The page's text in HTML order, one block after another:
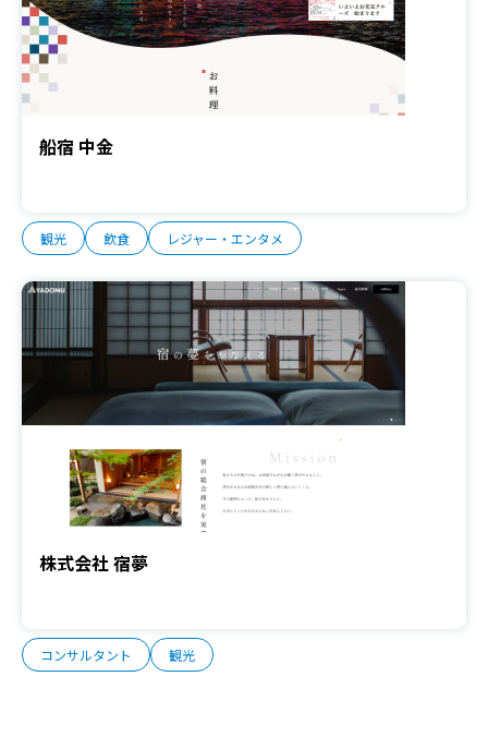
船宿 中金
観光 飲食 レジャー・エンタメ
株式会社 宿夢
コンサルタント 観光